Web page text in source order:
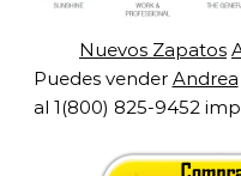
Nuevos Zapatos
Puedes vender Andrea
al 1(800) 825-9452